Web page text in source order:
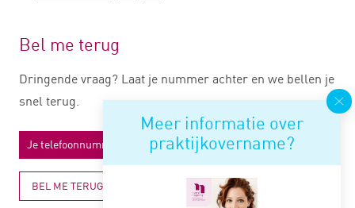
Meer informatie over
praktijkovername?
Bel me terug
Dringende vraag? Laat je nummer achter en we bellen je
snel terug.
BEL ME TERUG